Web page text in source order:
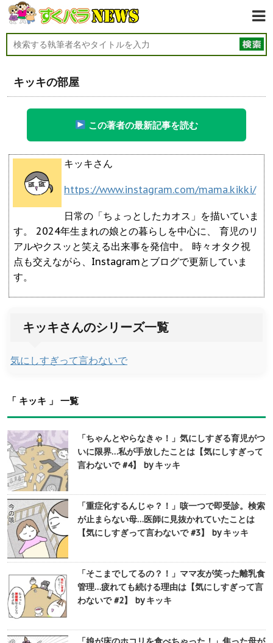
キッキの部屋
この著者の最新記事を読む
キッキさん
https://www.instagram.com/mama.kikki/
日常の「ちょっとしたカオス」を描いていま
す。 2024年生まれの娘との暮らしを中心に、 育児のリ
アルやクスッと笑える出来事を発信中。 時々オタク視
点も交えながら、Instagramとブログで更新していま
す。
キッキさんのシリーズ一覧
気にしすぎって言わないで
「 キッキ 」 一覧
「ちゃんとやらなきゃ！」気にしすぎる育児がつ
いに限界…私が手放したことは【気にしすぎって
言わないで #4】 by キッキ
「重症化するんじゃ？！」咳一つで即受診。検索
が止まらない母…医師に見抜かれていたことは
【気にしすぎって言わないで #3】 by キッキ
「そこまでしてるの？！」ママ友が笑った離乳食
管理…疲れても続ける理由は【気にしすぎって言
わないで #2】 by キッキ